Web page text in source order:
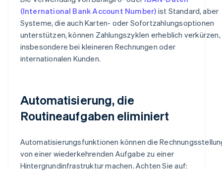
(International Bank Account Number) ist Standard, aber
Systeme, die auch Karten- oder Sofortzahlungsoptionen
unterstützen, können Zahlungszyklen erheblich verkürzen,
insbesondere bei kleineren Rechnungen oder
internationalen Kunden.
Automatisierung, die
Routineaufgaben eliminiert
Automatisierungsfunktionen können die
von einer wiederkehrenden Aufgabe zu einer
Hintergrundinfrastruktur machen. Achten Sie auf: